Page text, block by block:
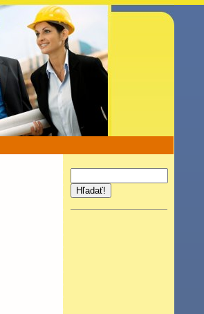
Hľadať!